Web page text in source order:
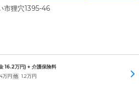
市狸穴1395-46
16.2万円) + 介護保険料
万円 他 1.2万円